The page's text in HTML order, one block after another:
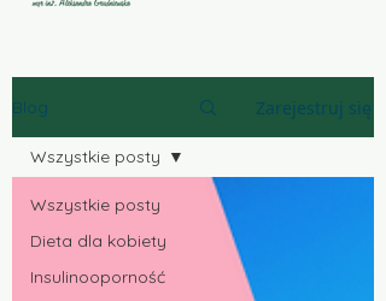
Blog Zarejestruj się
Wszystkie posty
Dieta dla kobiety
Insulinooporność
Wszystkie posty